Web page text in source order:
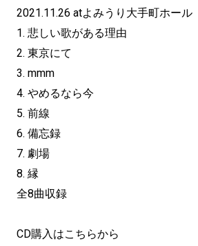
2021.11.26 atよみうり大手町ホール
1. 悲しい歌がある理由
2. 東京にて
3. mmm
4. やめるなら今
5. 前線
6. 備忘録
7. 劇場
8. 縁
全8曲収録
CD購入はこちらから